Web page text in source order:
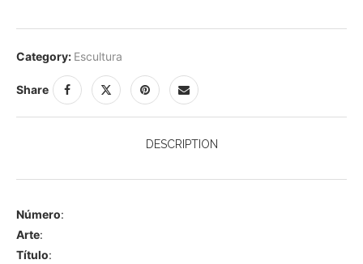
Category: Escultura
Share
DESCRIPTION
Número:
Arte:
Título: